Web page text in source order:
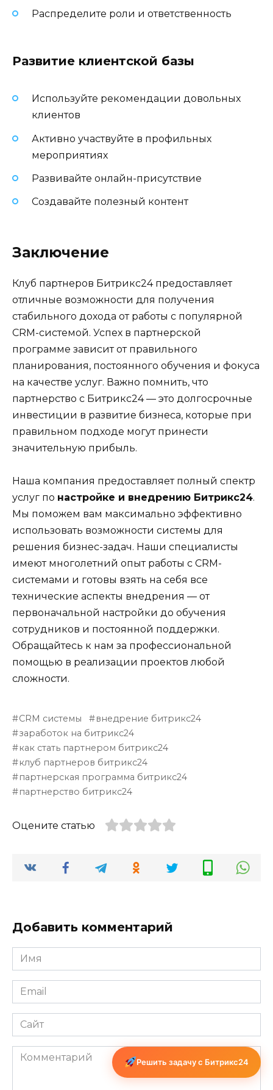
Распределите роли и ответственность
Развитие клиентской базы
Используйте рекомендации довольных
клиентов
Активно участвуйте в профильных
мероприятиях
Развивайте онлайн-присутствие
Создавайте полезный контент
Заключение
Клуб партнеров Битрикс24 предоставляет
отличные возможности для получения
стабильного дохода от работы с популярной
CRM-системой. Успех в партнерской
программе зависит от правильного
планирования, постоянного обучения и фокуса
на качестве услуг. Важно помнить, что
партнерство с Битрикс24 — это долгосрочные
инвестиции в развитие бизнеса, которые при
правильном подходе могут принести
значительную прибыль.
Наша компания предоставляет полный спектр
услуг по настройке и внедрению Битрикс24.
Мы поможем вам максимально эффективно
использовать возможности системы для
решения бизнес-задач. Наши специалисты
имеют многолетний опыт работы с CRM-
системами и готовы взять на себя все
технические аспекты внедрения — от
первоначальной настройки до обучения
сотрудников и постоянной поддержки.
Обращайтесь к нам за профессиональной
помощью в реализации проектов любой
сложности.
CRM системы
внедрение битрикс24
заработок на битрикс24
как стать партнером битрикс24
клуб партнеров битрикс24
партнерская программа битрикс24
партнерство битрикс24
Оцените статью
Добавить комментарий
Имя
*
Email
*
Сайт
Комментарий
Решить задачу с Битрикс24